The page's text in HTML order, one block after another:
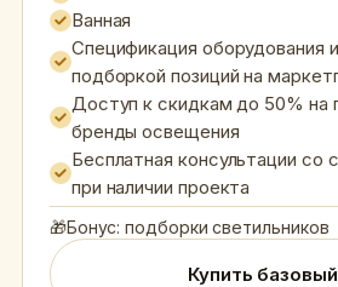
Ванная
Спецификация оборудования
подборкой позиций на
Доступ к скидкам до 50% на
бренды освещения
Бесплатная консультации со
при наличии проекта
🎁Бонус: подборки светильников
Купить базовый